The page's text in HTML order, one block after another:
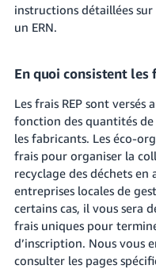
instructions détaillées
un ERN.
En quoi consistent les
Les frais REP sont versés
fonction des quantités
les fabricants. Les éco-
frais pour organiser la
recyclage des déchets en
entreprises locales de
certains cas, il vous sera
frais uniques pour
d’inscription. Nous vous
consulter les pages